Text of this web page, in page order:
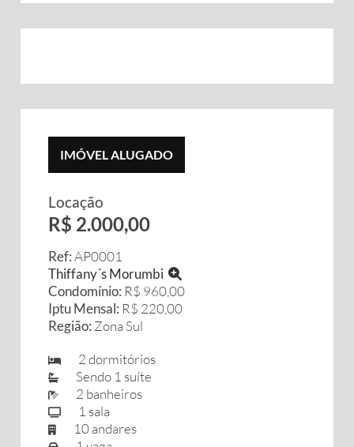
IMÓVEL ALUGADO
Locação
R$ 2.000,00
Ref:AP0001
Thiffany´s Morumbi
Condomínio: R$ 960,00
Iptu Mensal: R$ 220,00
Região: Zona Sul
2 dormitórios
Sendo 1 suíte
2 banheiros
1 sala
10 andares